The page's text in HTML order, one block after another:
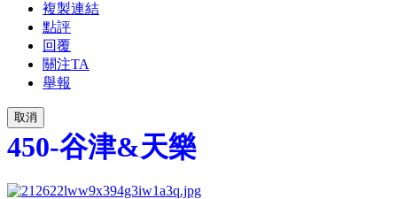
複製連結
點評
回覆
關注TA
舉報
取消
450-谷津&天樂